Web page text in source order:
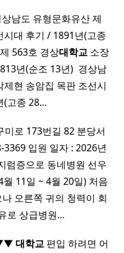
남도 유형문화유산 제
시대 후기 / 1891년(고종
563호 경상대학교 소장
년(순조 13년) ​ 경상남
현 송암집 목판 조선시
(고종 28…
미로 173번길 82 분당서
입원 일자 : 2026년
럼증으로 동네병원 선우
11일 ~ 4월 20일) 처음
오른쪽 귀의 청력이 회
로 상급병원…
대학교 편입 하려면 어